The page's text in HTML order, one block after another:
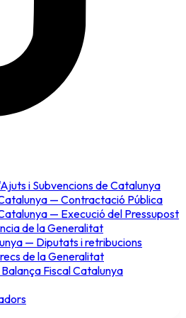
i Subvencions de Catalunya
— Contractació Pública
— Execució del Pressupost
de la Generalitat
— Diputats i retribucions
de la Generalitat
Fiscal Catalunya